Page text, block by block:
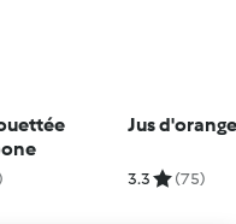
Jus
3.3 (75)